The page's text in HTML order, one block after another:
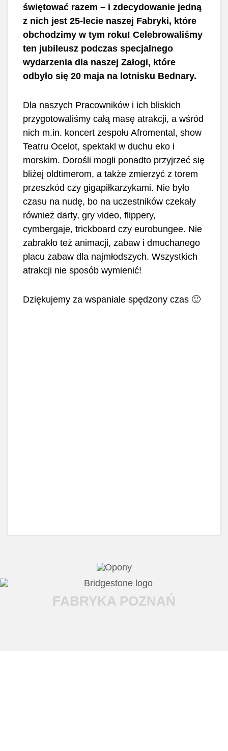
świętować razem – i zdecydowanie jedną
z nich jest 25-lecie naszej Fabryki, które
obchodzimy w tym roku! Celebrowaliśmy
ten jubileusz podczas specjalnego
wydarzenia dla naszej Załogi, które
odbyło się 20 maja na lotnisku Bednary.
Dla naszych Pracowników i ich bliskich
przygotowaliśmy całą masę atrakcji, a wśród
nich m.in. koncert zespołu Afromental, show
Teatru Ocelot, spektakl w duchu eko i
morskim. Dorośli mogli ponadto przyjrzeć się
bliżej oldtimerom, a także zmierzyć z torem
przeszkód czy gigapiłkarzykami. Nie było
czasu na nudę, bo na uczestników czekały
również darty, gry video, flippery,
cymbergaje, trickboard czy eurobungee. Nie
zabrakło też animacji, zabaw i dmuchanego
placu zabaw dla najmłodszych. Wszystkich
atrakcji nie sposób wymienić!
Dziękujemy za wspaniale spędzony czas 🙂
FABRYKA POZNAŃ